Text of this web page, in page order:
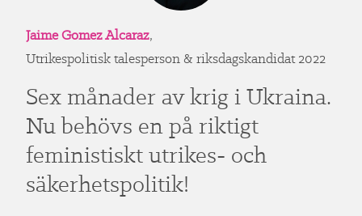
Jaime Gomez Alcaraz,
Utrikespolitisk talesperson & riksdagskandidat 2022
Sex månader av krig i Ukraina.
Nu behövs en på riktigt
feministiskt utrikes- och
säkerhetspolitik!